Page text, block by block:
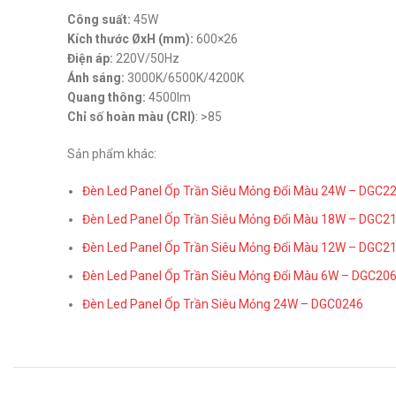
Công suất: 45W
Kích thước ØxH (mm): 600×26
Điện áp: 220V/50Hz
Ánh sáng: 3000K/6500K/4200K
Quang thông: 4500lm
Chỉ số hoàn màu (CRI): >85
Sản phẩm khác:
Đèn Led Panel Ốp Trần Siêu Mỏng Đổi Màu 24W –
Đèn Led Panel Ốp Trần Siêu Mỏng Đổi Màu 18W –
Đèn Led Panel Ốp Trần Siêu Mỏng Đổi Màu 12W –
Đèn Led Panel Ốp Trần Siêu Mỏng Đổi Màu 6W –
Đèn Led Panel Ốp Trần Siêu Mỏng 24W – DGC0246